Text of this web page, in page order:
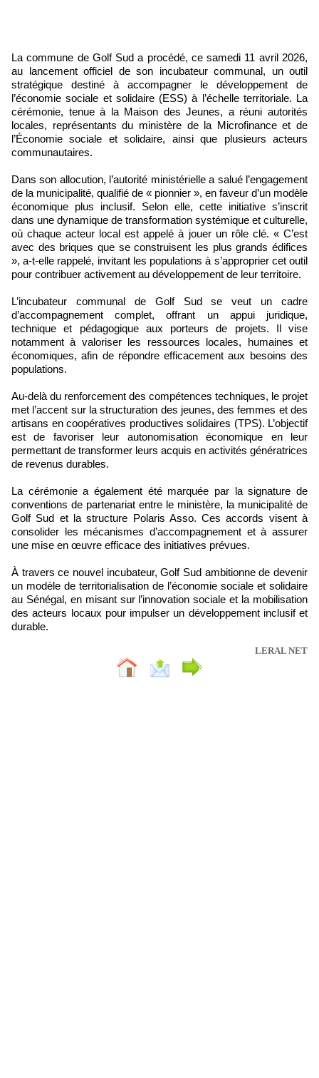
La commune de Golf Sud a procédé, ce samedi 11 avril 2026,
au lancement officiel de son incubateur communal, un outil
stratégique destiné à accompagner le développement de
l’économie sociale et solidaire (ESS) à l’échelle territoriale. La
cérémonie, tenue à la Maison des Jeunes, a réuni autorités
locales, représentants du ministère de la Microfinance et de
l’Économie sociale et solidaire, ainsi que plusieurs acteurs
communautaires.
Dans son allocution, l’autorité ministérielle a salué l’engagement
de la municipalité, qualifié de « pionnier », en faveur d’un modèle
économique plus inclusif. Selon elle, cette initiative s’inscrit
dans une dynamique de transformation systémique et culturelle,
où chaque acteur local est appelé à jouer un rôle clé. « C’est
avec des briques que se construisent les plus grands édifices
», a-t-elle rappelé, invitant les populations à s’approprier cet outil
pour contribuer activement au développement de leur territoire.
L’incubateur communal de Golf Sud se veut un cadre
d’accompagnement complet, offrant un appui juridique,
technique et pédagogique aux porteurs de projets. Il vise
notamment à valoriser les ressources locales, humaines et
économiques, afin de répondre efficacement aux besoins des
populations.
Au-delà du renforcement des compétences techniques, le projet
met l’accent sur la structuration des jeunes, des femmes et des
artisans en coopératives productives solidaires (TPS). L’objectif
est de favoriser leur autonomisation économique en leur
permettant de transformer leurs acquis en activités génératrices
de revenus durables.
La cérémonie a également été marquée par la signature de
conventions de partenariat entre le ministère, la municipalité de
Golf Sud et la structure Polaris Asso. Ces accords visent à
consolider les mécanismes d’accompagnement et à assurer
une mise en œuvre efficace des initiatives prévues.
À travers ce nouvel incubateur, Golf Sud ambitionne de devenir
un modèle de territorialisation de l’économie sociale et solidaire
au Sénégal, en misant sur l’innovation sociale et la mobilisation
des acteurs locaux pour impulser un développement inclusif et
durable.
LERAL NET